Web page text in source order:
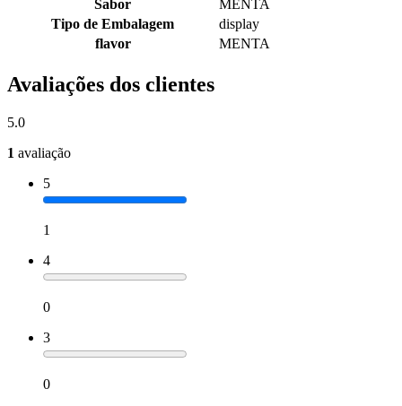
Sabor
MENTA
Tipo de Embalagem
display
flavor
MENTA
Avaliações dos clientes
5.0
1 avaliação
5
1
4
0
3
0